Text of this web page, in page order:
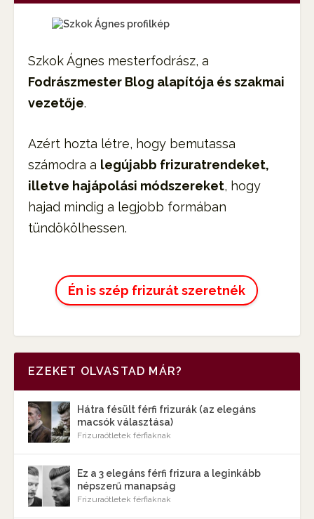
Szkok Ágnes mesterfodrász, a
Fodrászmester Blog alapítója és szakmai
vezetője.
Azért hozta létre, hogy bemutassa
számodra a legújabb frizuratrendeket,
illetve hajápolási módszereket, hogy
hajad mindig a legjobb formában
tündökölhessen.
Én is szép frizurát szeretnék
EZEKET OLVASTAD MÁR?
Hátra fésült férfi frizurák (az elegáns
macsók választása)
Frizuraötletek férfiaknak
Ez a 3 elegáns férfi frizura a leginkább
népszerű manapság
Frizuraötletek férfiaknak